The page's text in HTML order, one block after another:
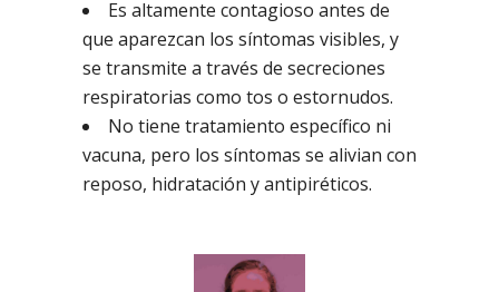
Es altamente contagioso antes de
que aparezcan los síntomas visibles, y
se transmite a través de secreciones
respiratorias como tos o estornudos.
No tiene tratamiento específico ni
vacuna, pero los síntomas se alivian con
reposo, hidratación y antipiréticos.